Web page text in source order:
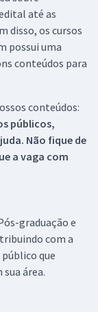
até as
disso, os cursos
possui uma
conteúdos para
conteúdos:
públicos,
Não fique de
a vaga com
graduação e
com a
que
área.